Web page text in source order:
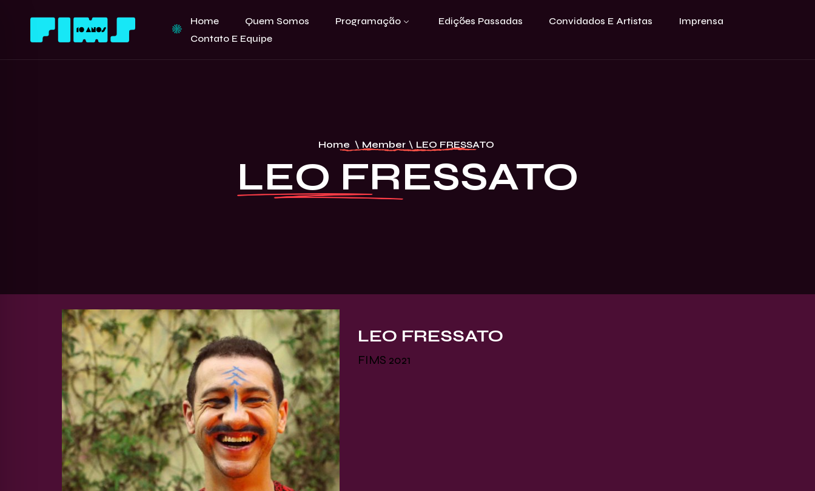
Home Quem Somos Programação Edições Passadas Convidados E Artistas
Imprensa
Contato E Equipe
Home \ Member \ LEO FRESSATO
LEO FRESSATO
LEO FRESSATO
FIMS 2021